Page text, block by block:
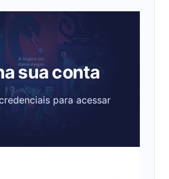
sua conta
para acessar